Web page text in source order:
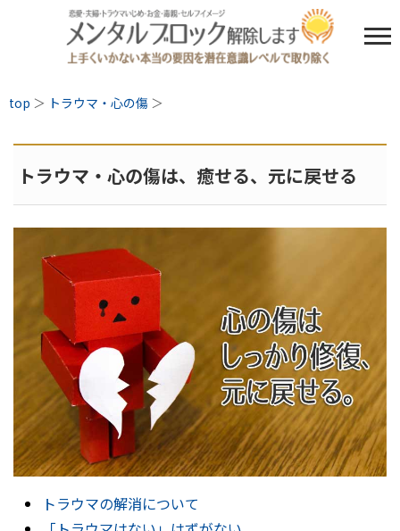
top ＞ トラウマ・心の傷 ＞
トラウマ・心の傷は、癒せる、元に戻せる
トラウマの解消について